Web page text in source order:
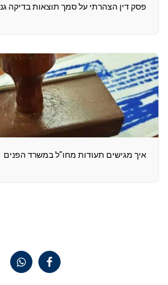
פסק דין הצהרתי על סמך תוצאות בדיקה
איך מגישים תעודות מחו"ל במשרד הפנים